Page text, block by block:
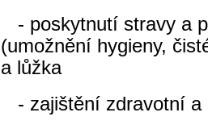
- poskytnutí stravy a
(umožnění hygieny,
a lůžka
- zajištění zdravotní a